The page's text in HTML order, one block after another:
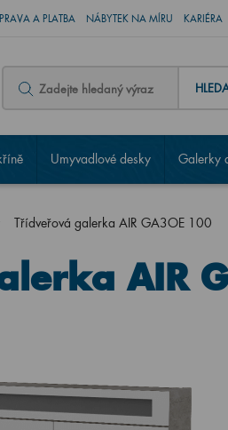
A PLATBA NÁBYTEK NA MÍRU KARIÉRA
Umyvadlové desky Galerky
Třídveřová galerka AIR GA3OE 100
AIR